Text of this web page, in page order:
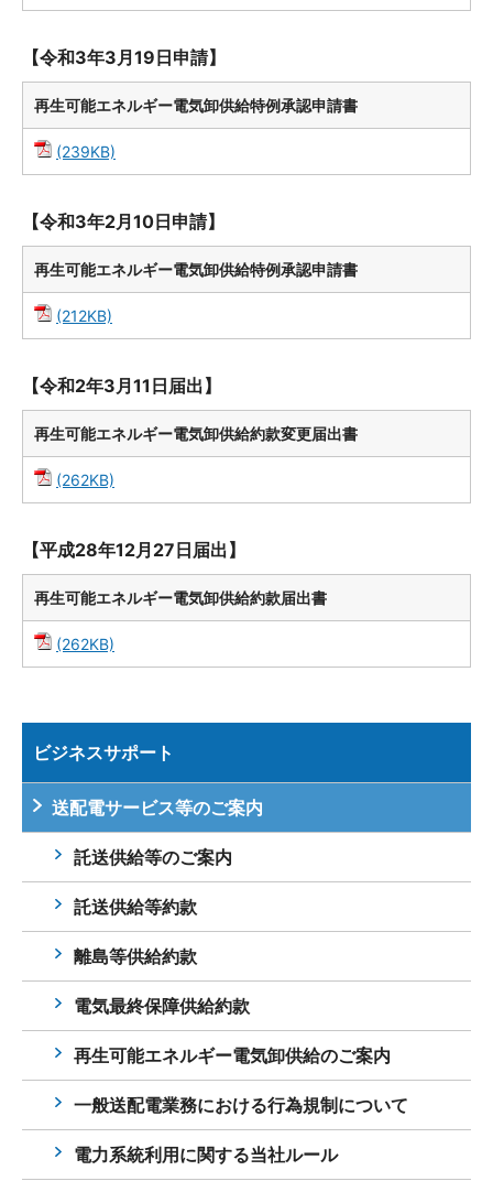
【令和3年3月19日申請】
再生可能エネルギー電気卸供給特例承認申請書
(239KB)
【令和3年2月10日申請】
再生可能エネルギー電気卸供給特例承認申請書
(212KB)
【令和2年3月11日届出】
再生可能エネルギー電気卸供給約款変更届出書
(262KB)
【平成28年12月27日届出】
再生可能エネルギー電気卸供給約款届出書
(262KB)
ビジネスサポート
送配電サービス等のご案内
託送供給等のご案内
託送供給等約款
離島等供給約款
電気最終保障供給約款
再生可能エネルギー電気卸供給のご案内
一般送配電業務における行為規制について
電力系統利用に関する当社ルール